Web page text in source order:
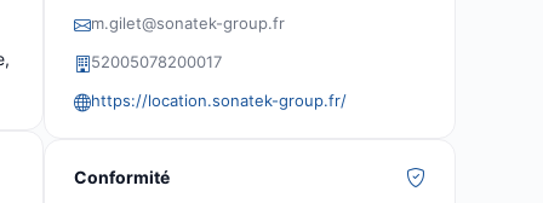
m.gilet@sonatek-group.fr
52005078200017
https://location.sonatek-group.fr/
Conformité